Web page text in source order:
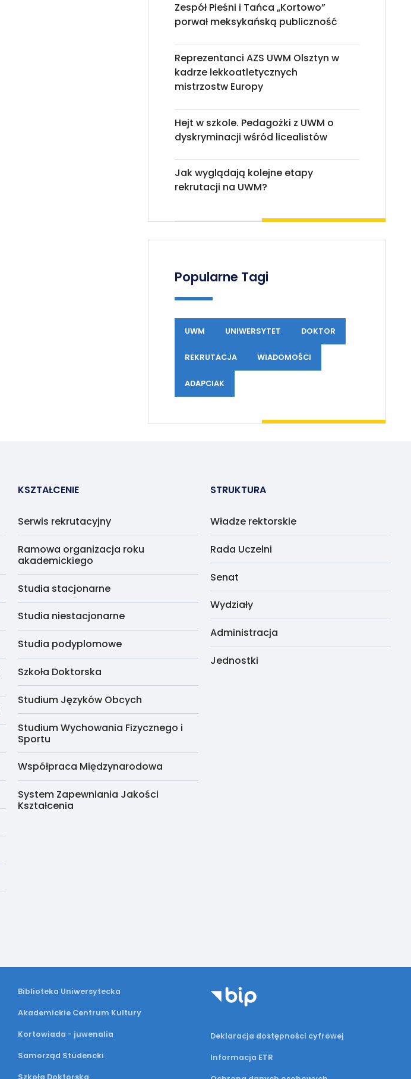
Zespół Pieśni i Tańca „Kortowo”
porwał meksykańską publiczność
Reprezentanci AZS UWM Olsztyn w
kadrze lekkoatletycznych
mistrzostw Europy
Hejt w szkole. Pedagożki z UWM o
dyskryminacji wśród licealistów
Jak wyglądają kolejne etapy
rekrutacji na UWM?
Popularne Tagi
UWM UNIWERSYTET DOKTOR
REKRUTACJA WIADOMOŚCI
ADAPCIAK
KSZTAŁCENIE
Serwis rekrutacyjny
Ramowa organizacja roku
akademickiego
Studia stacjonarne
Studia niestacjonarne
Studia podyplomowe
Szkoła Doktorska
Studium Języków Obcych
Studium Wychowania Fizycznego i
Sportu
Współpraca Międzynarodowa
System Zapewniania Jakości
Kształcenia
STRUKTURA
Władze rektorskie
Rada Uczelni
Senat
Wydziały
Administracja
Jednostki
Biblioteka Uniwersytecka
Akademickie Centrum Kultury
Kortowiada - juwenalia
Samorząd Studencki
Szkoła Doktorska
Deklaracja dostępności cyfrowej
Informacja ETR